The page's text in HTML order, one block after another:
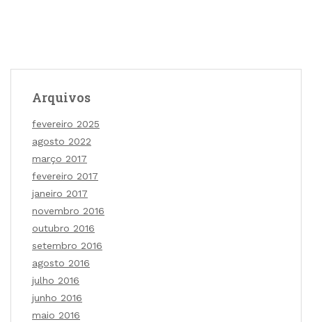
Arquivos
fevereiro 2025
agosto 2022
março 2017
fevereiro 2017
janeiro 2017
novembro 2016
outubro 2016
setembro 2016
agosto 2016
julho 2016
junho 2016
maio 2016